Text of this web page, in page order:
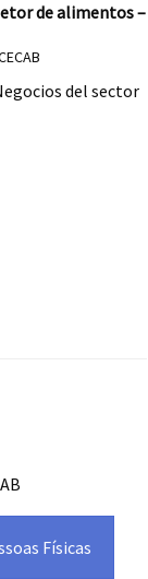
de alimentos –
del sector
Físicas